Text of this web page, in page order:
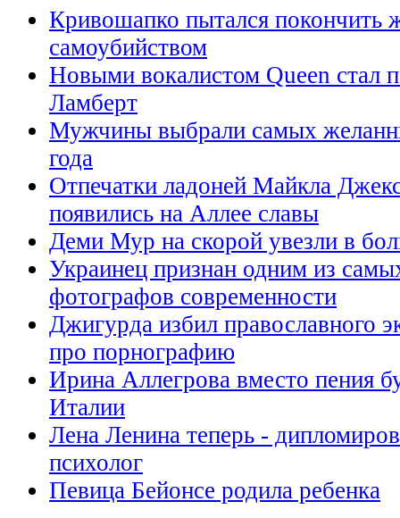
Кривошапко пытался покончить
самоубийством
Новыми вокалистом Queen стал
Ламберт
Мужчины выбрали самых
года
Отпечатки ладоней Майкла
появились на Аллее славы
Деми Мур на скорой увезли в
Украинец признан одним из
фотографов современности
Джигурда избил православного
про порнографию
Ирина Аллегрова вместо пения
Италии
Лена Ленина теперь -
психолог
Певица Бейонсе родила ребенка